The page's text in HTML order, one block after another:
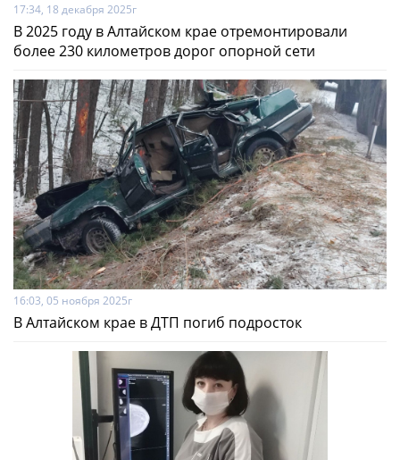
17:34, 18 декабря 2025г
В 2025 году в Алтайском крае отремонтировали
более 230 километров дорог опорной сети
16:03, 05 ноября 2025г
В Алтайском крае в ДТП погиб подросток